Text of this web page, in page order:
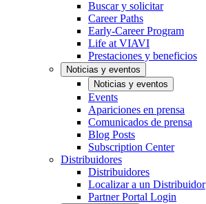
Buscar y solicitar
Career Paths
Early-Career Program
Life at VIAVI
Prestaciones y beneficios
Noticias y eventos
Noticias y eventos
Events
Apariciones en prensa
Comunicados de prensa
Blog Posts
Subscription Center
Distribuidores
Distribuidores
Localizar a un Distribuidor
Partner Portal Login